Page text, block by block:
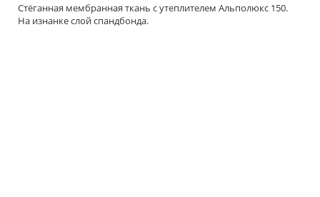
Стёганная мембранная ткань с утеплителем Альполюкс 150.
На изнанке слой спандбонда.